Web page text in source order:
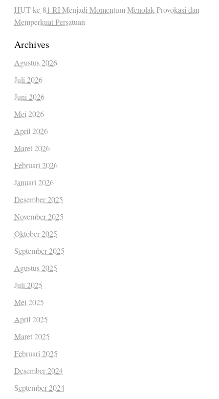
HUT ke-81 RI Menjadi Momentum Menolak Provokasi dan
Memperkuat Persatuan
Archives
Agustus 2026
Juli 2026
Juni 2026
Mei 2026
April 2026
Maret 2026
Februari 2026
Januari 2026
Desember 2025
November 2025
Oktober 2025
September 2025
Agustus 2025
Juli 2025
Mei 2025
April 2025
Maret 2025
Februari 2025
Desember 2024
September 2024